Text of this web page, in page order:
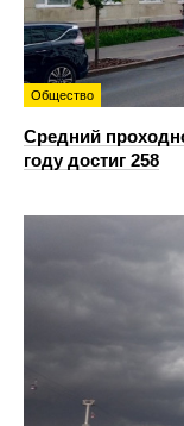
Общество
Средний
году достиг 258